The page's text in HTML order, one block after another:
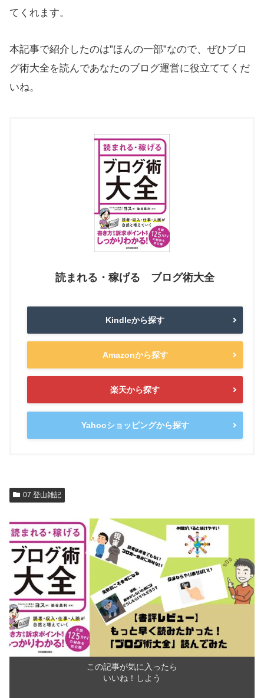
てくれます。
本記事で紹介したのは”ほんの一部”なので、ぜひブロ
グ術大全を読んであなたのブログ運営に役立ててくだ
いね。
読まれる・稼げる ブログ術大全
Kindleから探す
Amazonから探す
楽天から探す
Yahooショッピングから探す
07.登山雑記
この記事が気に入ったら
いいね！しよう